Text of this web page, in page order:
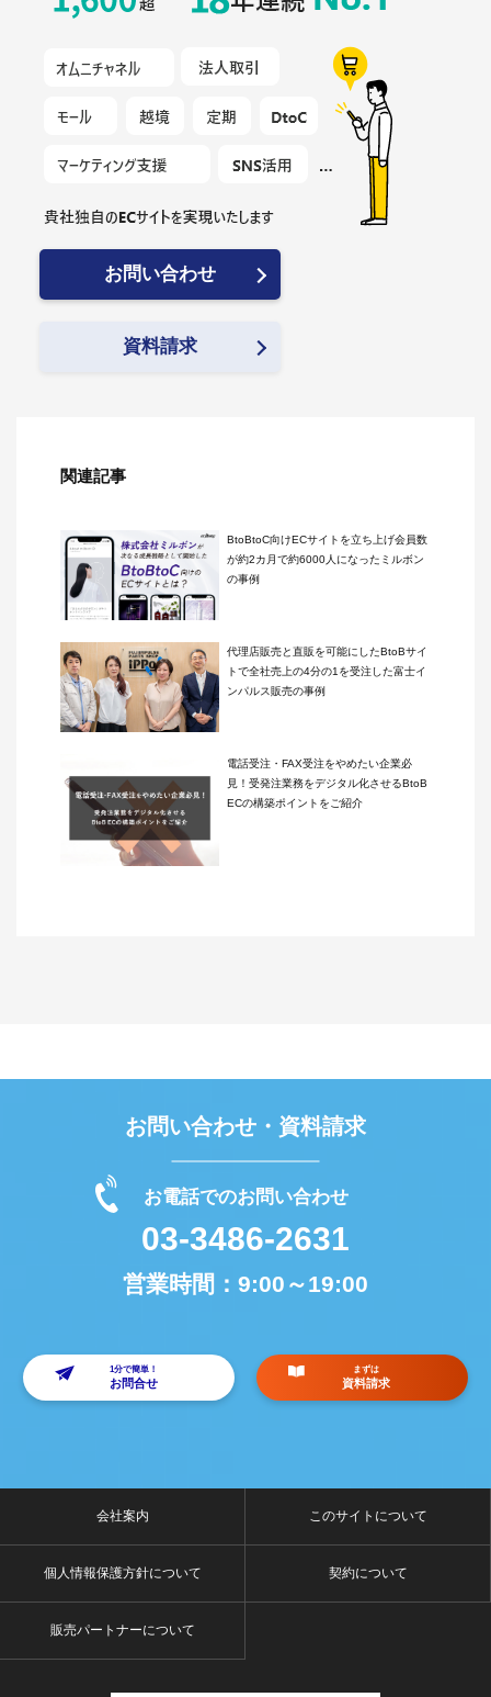
お問い合わせ
資料請求
関連記事
BtoBtoC向けECサイトを立ち上げ会員数
が約2カ月で約6000人になったミルボン
の事例
代理店販売と直販を可能にしたBtoBサイ
トで全社売上の4分の1を受注した富士イ
ンパルス販売の事例
電話受注・FAX受注をやめたい企業必
見！受発注業務をデジタル化させるBtoB
ECの構築ポイントをご紹介
お問い合わせ・資料請求
お電話でのお問い合わせ
03-3486-2631
営業時間： 9:00～19:00
1分で簡単！
お問合せ
まずは
資料請求
会社案内 このサイトについて
個人情報保護方針について 契約について
販売パートナーについて